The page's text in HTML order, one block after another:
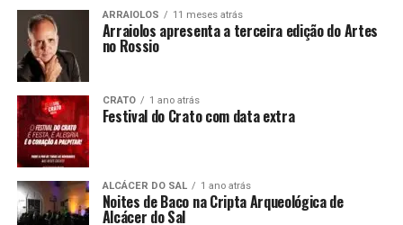
ARRAIOLOS 11 meses atrás
Arraiolos apresenta a terceira edição do Artes
no Rossio
CRATO 1 ano atrás
Festival do Crato com data extra
ALCÁCER DO SAL 1 ano atrás
Noites de Baco na Cripta Arqueológica de
Alcácer do Sal